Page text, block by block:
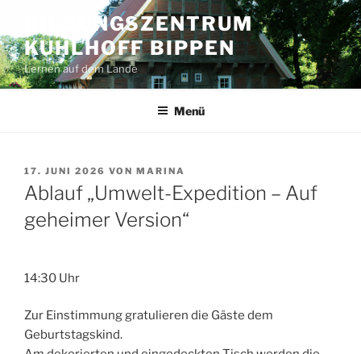
springen
BILDUNGSZENTRUM
KUHLHOFF BIPPEN
Lernen auf dem Lande
Menü
VERÖFFENTLICHT
AM
17. JUNI 2026 VON MARINA
Ablauf „Umwelt-Expedition – Auf
geheimer Version“
14:30 Uhr
Zur Einstimmung gratulieren die Gäste dem
Geburtstagskind.